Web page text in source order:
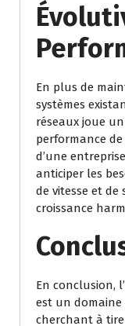
En plus de
systèmes
réseaux joue
performance
d’une
anticiper les
de vitesse et
croissance
En conclusion,
est un
cherchant à